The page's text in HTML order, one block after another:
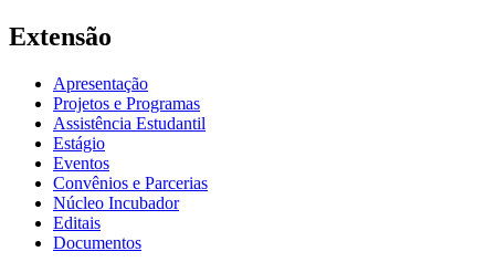
Extensão
Apresentação
Projetos e Programas
Assistência Estudantil
Estágio
Eventos
Convênios e Parcerias
Núcleo Incubador
Editais
Documentos